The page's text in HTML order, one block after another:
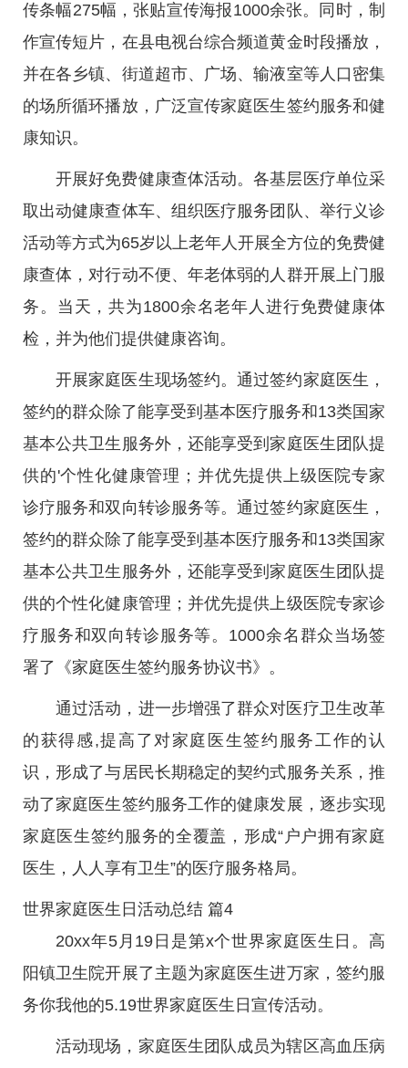
传条幅275幅，张贴宣传海报1000余张。同时，制
作宣传短片，在县电视台综合频道黄金时段播放，
并在各乡镇、街道超市、广场、输液室等人口密集
的场所循环播放，广泛宣传家庭医生签约服务和健
康知识。
开展好免费健康查体活动。各基层医疗单位采
取出动健康查体车、组织医疗服务团队、举行义诊
活动等方式为65岁以上老年人开展全方位的免费健
康查体，对行动不便、年老体弱的人群开展上门服
务。当天，共为1800余名老年人进行免费健康体
检，并为他们提供健康咨询。
开展家庭医生现场签约。通过签约家庭医生，
签约的群众除了能享受到基本医疗服务和13类国家
基本公共卫生服务外，还能享受到家庭医生团队提
供的'个性化健康管理；并优先提供上级医院专家
诊疗服务和双向转诊服务等。通过签约家庭医生，
签约的群众除了能享受到基本医疗服务和13类国家
基本公共卫生服务外，还能享受到家庭医生团队提
供的个性化健康管理；并优先提供上级医院专家诊
疗服务和双向转诊服务等。1000余名群众当场签
署了《家庭医生签约服务协议书》。
通过活动，进一步增强了群众对医疗卫生改革
的获得感,提高了对家庭医生签约服务工作的认
识，形成了与居民长期稳定的契约式服务关系，推
动了家庭医生签约服务工作的健康发展，逐步实现
家庭医生签约服务的全覆盖，形成“户户拥有家庭
医生，人人享有卫生”的医疗服务格局。
世界家庭医生日活动总结 篇4
20xx年5月19日是第x个世界家庭医生日。高
阳镇卫生院开展了主题为家庭医生进万家，签约服
务你我他的5.19世界家庭医生日宣传活动。
活动现场，家庭医生团队成员为辖区高血压病